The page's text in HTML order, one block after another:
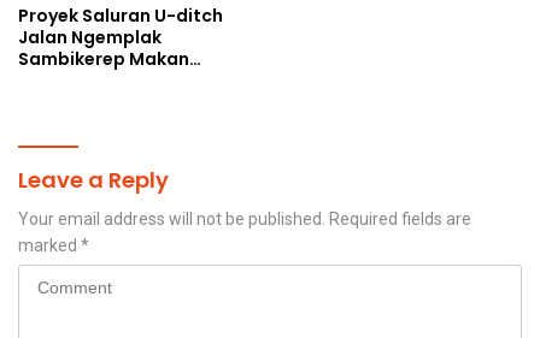
Proyek Saluran U-ditch
Jalan Ngemplak
Sambikerep Makan
Warga
Leave a Reply
Your email address will not be published.
Required fields are
marked *